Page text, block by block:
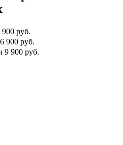
900 руб.
6 900 руб.
9 900 руб.